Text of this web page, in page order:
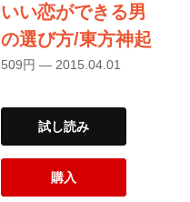
いい恋ができる男
の選び方/東方神起
509円 — 2015.04.01
試し読み
購入